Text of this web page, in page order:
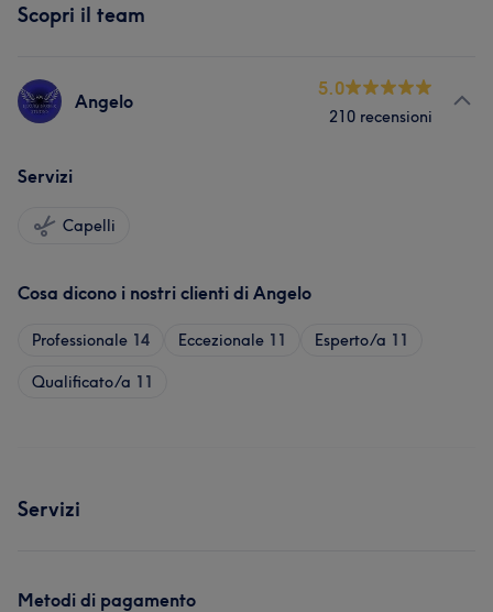
Scopri il team
Angelo
5.0
210 recensioni
Servizi
Capelli
Cosa dicono i nostri clienti di Angelo
Professionale 14 Eccezionale 11 Esperto/a 11
Qualificato/a 11
Servizi
Metodi di pagamento